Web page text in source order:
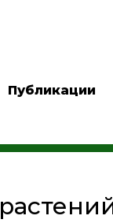
Публикации